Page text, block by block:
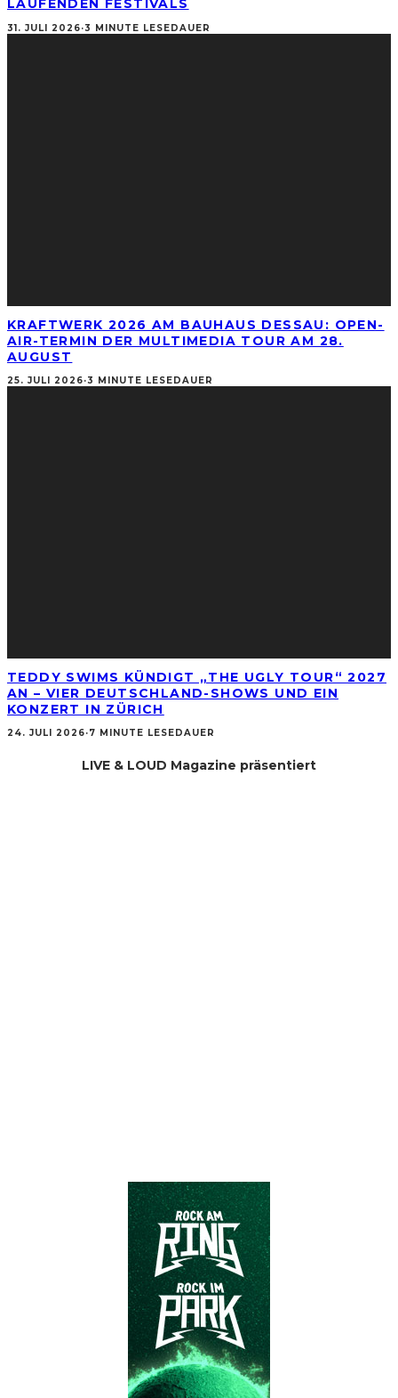
LAUFENDEN FESTIVALS
31. JULI 2026·3 MINUTE LESEDAUER
KRAFTWERK 2026 AM BAUHAUS DESSAU: OPEN-
AIR-TERMIN DER MULTIMEDIA TOUR AM 28.
AUGUST
25. JULI 2026·3 MINUTE LESEDAUER
TEDDY SWIMS KÜNDIGT „THE UGLY TOUR“ 2027
AN – VIER DEUTSCHLAND-SHOWS UND EIN
KONZERT IN ZÜRICH
24. JULI 2026·7 MINUTE LESEDAUER
LIVE & LOUD Magazine präsentiert